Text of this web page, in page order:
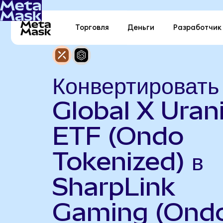
Торговля Деньги Разработчик
Конвертировать
Global X
ETF (Ondo
Tokenized) в
SharpLink
Gaming